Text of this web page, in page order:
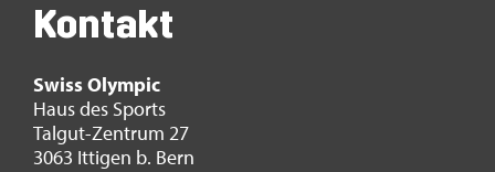
Kon­takt
Swiss Olym­pic
Haus des Sports
Tal­gut-Zen­trum 27
3063 It­ti­gen b. Bern